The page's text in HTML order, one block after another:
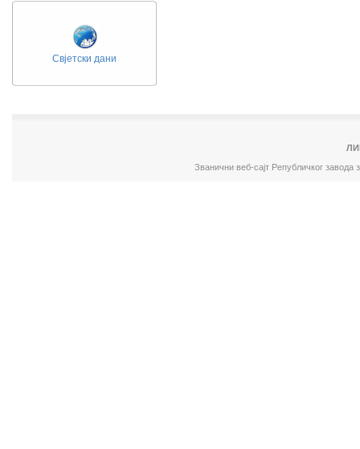
Свјетски дани
Званични веб-сајт Републичког